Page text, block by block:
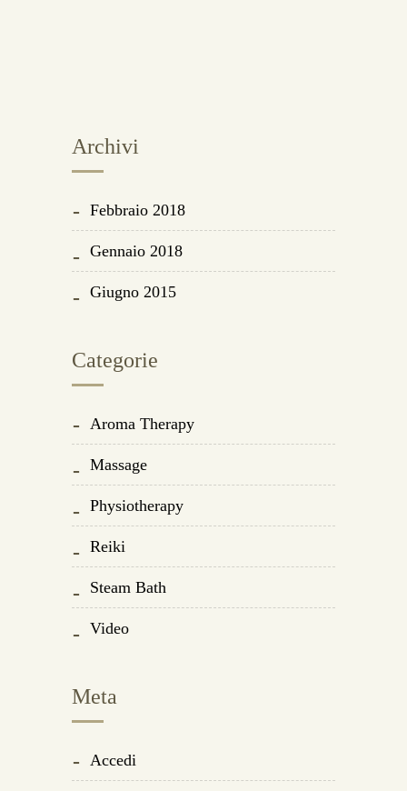
Archivi
Febbraio 2018
Gennaio 2018
Giugno 2015
Categorie
Aroma Therapy
Massage
Physiotherapy
Reiki
Steam Bath
Video
Meta
Accedi